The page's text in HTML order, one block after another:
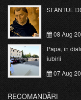
SFÂNTUL
08 Aug
Papa, în
iubirii
07 Aug
RECOMANDĂRI